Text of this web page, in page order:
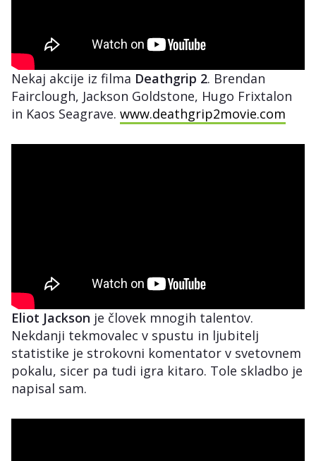
Nekaj akcije iz filma Deathgrip 2. Brendan
Fairclough, Jackson Goldstone, Hugo Frixtalon
in Kaos Seagrave. www.deathgrip2movie.com
Eliot Jackson je človek mnogih talentov.
Nekdanji tekmovalec v spustu in ljubitelj
statistike je strokovni komentator v svetovnem
pokalu, sicer pa tudi igra kitaro. Tole skladbo je
napisal sam.